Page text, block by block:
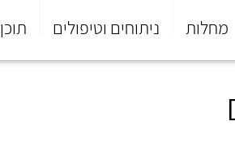
מחלות ניתוחים וטיפולים תוכן